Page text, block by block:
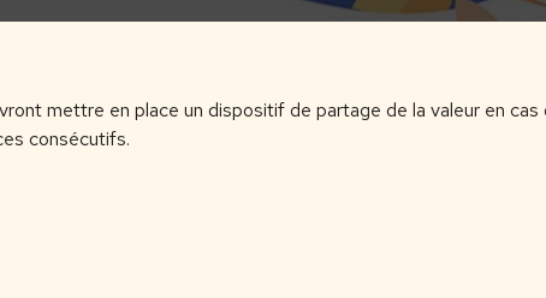
mettre en place un dispositif de partage de la valeur en cas
consécutifs.